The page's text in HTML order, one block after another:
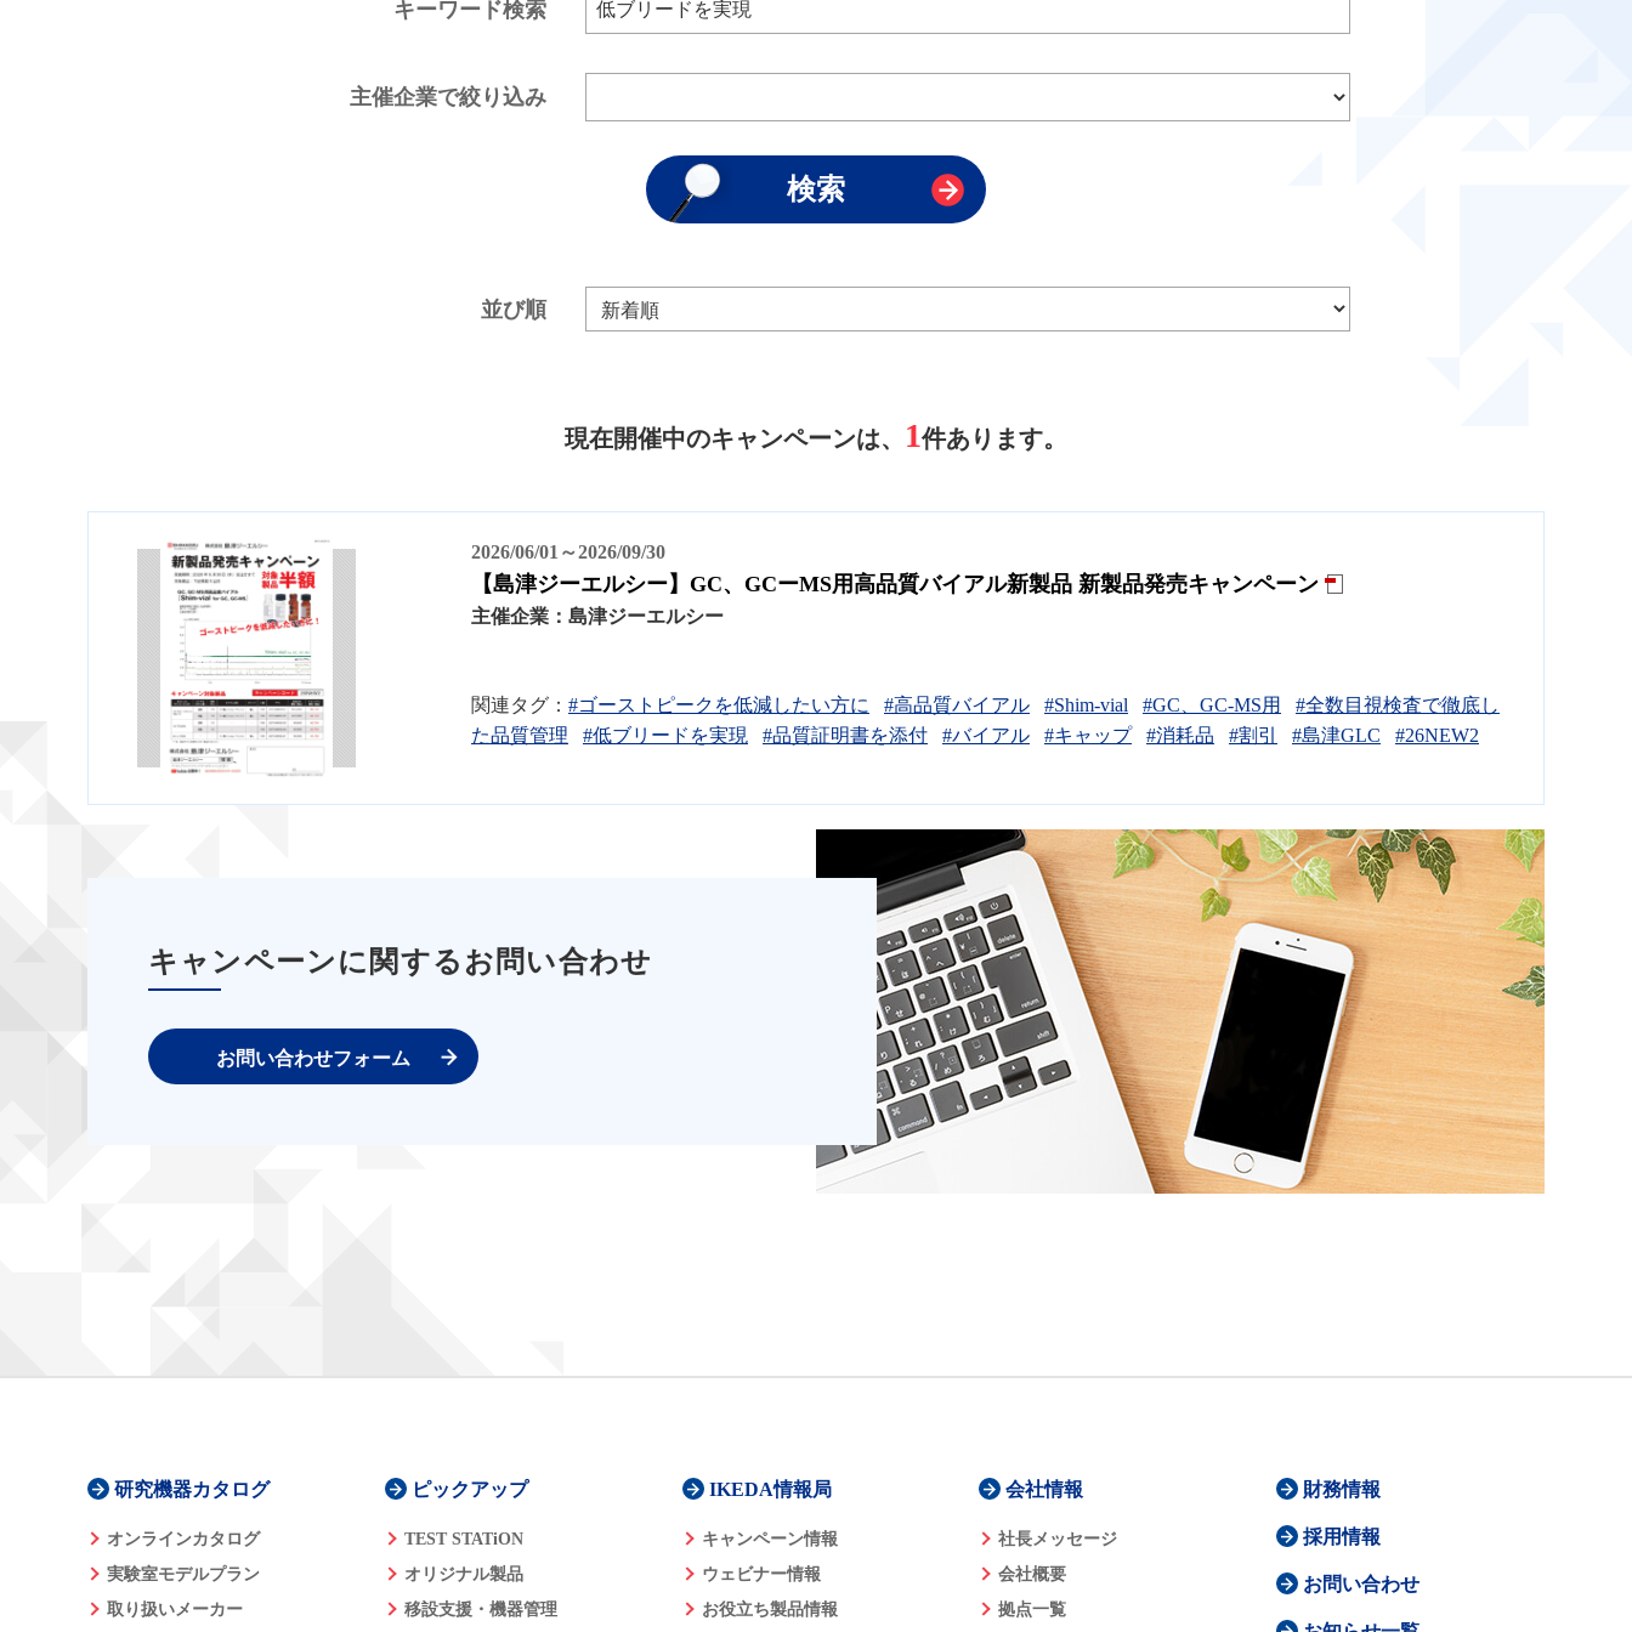
キーワード検索
主催企業で絞り込み
並び順
現在開催中のキャンペーンは、 1件あります。
2026/06/01～2026/09/30
【島津ジーエルシー】GC、GCーMS用高品質バイアル新製品 新製品発売キャンペーン
主催企業： 島津ジーエルシー
関連タグ： #ゴーストピークを低減したい方に #高品質バイアル #Shim-vial #GC、GC-MS用
#全数目視検査で徹底し
た品質管理
#低ブリードを実現 #品質証明書を添付 #バイアル #キャップ #消耗品 #割引 #島津GLC #26NEW2
キャンペーンに関するお問い合わせ
お問い合わせフォーム
研究機器カタログ
オンラインカタログ
実験室モデルプラン
取り扱いメーカー
ピックアップ
TEST STATiON
オリジナル製品
移設支援・機器管理
IKEDA情報局
キャンペーン情報
ウェビナー情報
お役立ち製品情報
会社情報
社長メッセージ
会社概要
拠点一覧
財務情報
採用情報
お問い合わせ